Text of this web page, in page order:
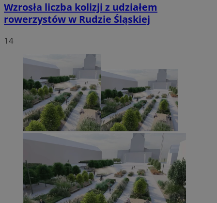
Wzrosła liczba kolizji z udziałem
rowerzystów w Rudzie Śląskiej
14